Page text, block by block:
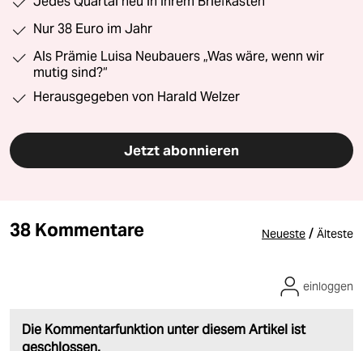
Nur 38 Euro im Jahr
Als Prämie Luisa Neubauers „Was wäre, wenn wir
mutig sind?“
Herausgegeben von Harald Welzer
Jetzt abonnieren
38 Kommentare Neueste / Älteste
Die Kommentarfunktion unter diesem Artikel ist
geschlossen.
einloggen